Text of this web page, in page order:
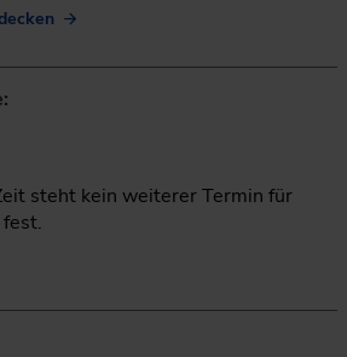
steht kein weiterer Termin für